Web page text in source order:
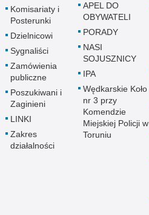
Komisariaty i
Posterunki
Dzielnicowi
Sygnaliści
Zamówienia
publiczne
Poszukiwani i
Zaginieni
LINKI
Zakres
działalności
APEL DO
OBYWATELI
PORADY
NASI
SOJUSZNICY
IPA
Wędkarskie Koło
nr 3 przy
Komendzie
Miejskiej Policji w
Toruniu